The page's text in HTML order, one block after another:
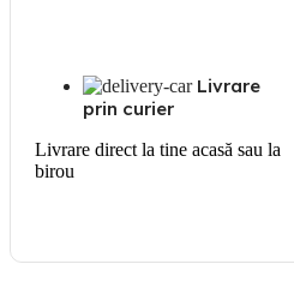
Livrare
prin curier
Livrare direct la tine acasă sau la
birou